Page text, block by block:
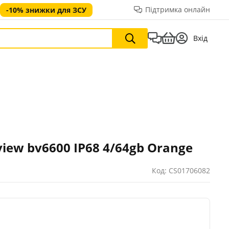
-10% знижки для ЗСУ Підтримка онлайн
Вхід
bv6600 IP68 4/64gb Orange
Код: CS01706082